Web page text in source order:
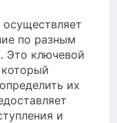
по разным
Это ключевой
их
и